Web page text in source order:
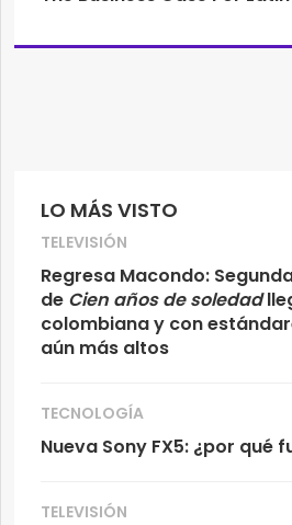
LO MÁS VISTO
TELEVISIÓN
Regresa Macondo:
de Cien años de soledad
colombiana y con
aún más altos
TECNOLOGÍA
Nueva Sony FX5: ¿por qué
TELEVISIÓN